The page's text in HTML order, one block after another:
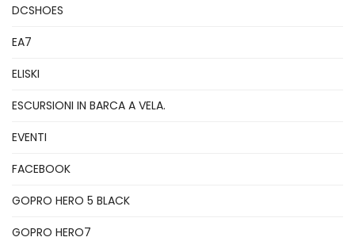
DCSHOES
EA7
ELISKI
ESCURSIONI IN BARCA A VELA.
EVENTI
FACEBOOK
GOPRO HERO 5 BLACK
GOPRO HERO7